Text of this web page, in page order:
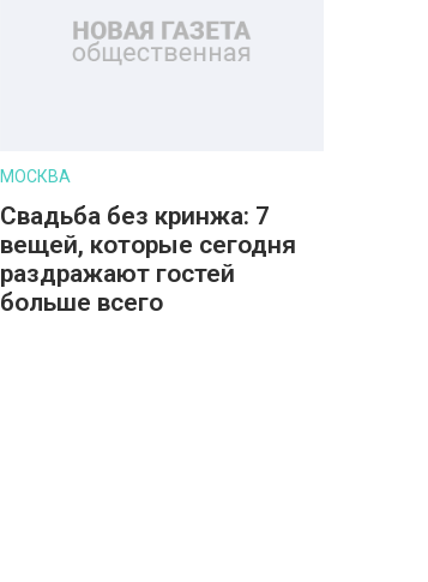
МОСКВА
Свадьба без кринжа: 7
вещей, которые сегодня
раздражают гостей
больше всего